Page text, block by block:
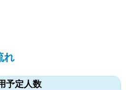
れ
予定人数